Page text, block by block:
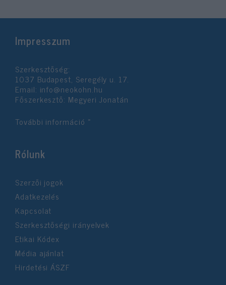
Impresszum
Szerkesztőség:
1037 Budapest, Seregély u. 17.
Email: info@neokohn.hu
Főszerkesztő: Megyeri Jonatán
További információ »
Rólunk
Szerzői jogok
Adatkezelés
Kapcsolat
Szerkesztőségi irányelvek
Etikai Kódex
Média ajánlat
Hirdetési ÁSZF